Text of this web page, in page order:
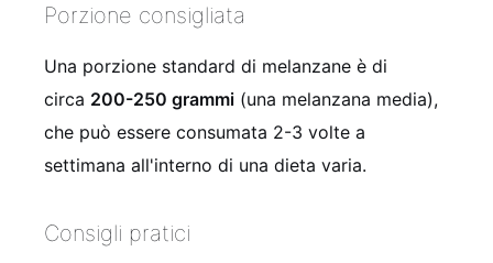
Porzione consigliata
Una porzione standard di melanzane è di
circa 200-250 grammi (una melanzana media),
che può essere consumata 2-3 volte a
settimana all'interno di una dieta varia.
Consigli pratici